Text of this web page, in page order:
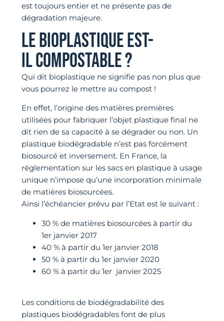
est toujours entier et ne présente pas de
dégradation majeure.
LE BIOPLASTIQUE EST-
IL COMPOSTABLE ?
Qui dit bioplastique ne signifie pas non plus que
vous pourrez le mettre au compost !
En effet, l’origine des matières premières
utilisées pour fabriquer l’objet plastique final ne
dit rien de sa capacité à se dégrader ou non. Un
plastique biodégradable n’est pas forcément
biosourcé et inversement. En France, la
réglementation sur les sacs en plastique à usage
unique n’impose qu’une incorporation minimale
de matières biosourcées.
Ainsi l’échéancier prévu par l’Etat est le suivant :
30 % de matières biosourcées à partir du
1er janvier 2017
40 % à partir du 1er janvier 2018
50 % à partir du 1er janvier 2020
60 % à partir du 1er janvier 2025
Les conditions de biodégradabilité des
plastiques biodégradables font de plus